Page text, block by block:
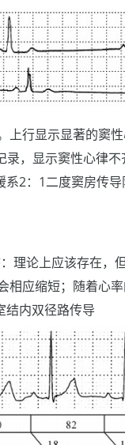
上行显示显著的窦
，显示窦性心律
2：1二度窦房传
理论上应该存在，
相应缩短；随着心
结内双径路传导